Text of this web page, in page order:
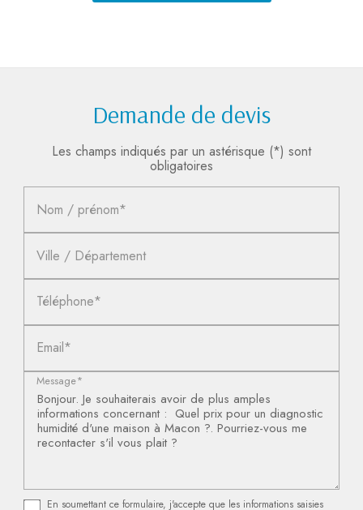
Demande de devis
Les champs indiqués par un astérisque (*) sont
obligatoires
Nom / prénom*
Ville / Département
Téléphone*
Email*
Message*
En soumettant ce formulaire, j'accepte que les informations saisies